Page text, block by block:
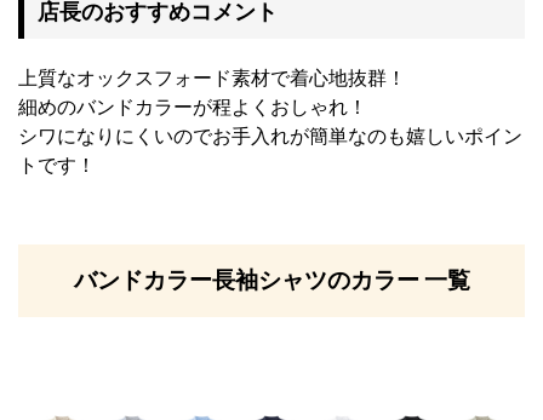
店長のおすすめコメント
上質なオックスフォード素材で着心地抜群！
細めのバンドカラーが程よくおしゃれ！
シワになりにくいのでお手入れが簡単なのも嬉しいポイン
トです！
バンドカラー長袖シャツのカラー 一覧